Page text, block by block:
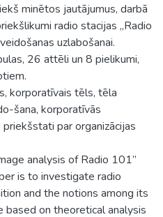
minētos jautājumus, darbā
radio stacijas „Radio
uzlabošanai.
26 attēli un 8 pielikumi,
korporatīvais tēls, tēla
šana, korporatīvās
par organizācijas
analysis of Radio 101”
is to investigate radio
and the notions among its
based on theoretical analysis